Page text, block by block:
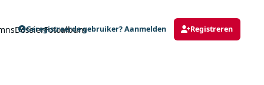
DossierFotoalbum
Geregistreerde gebruiker? Aanmelden Registreren